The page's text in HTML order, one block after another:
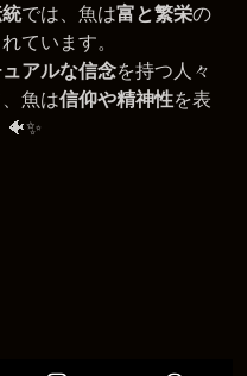
では、魚は富と繁栄の
ています。
アルな信念を持つ人々
魚は信仰や精神性を表
🐠✨